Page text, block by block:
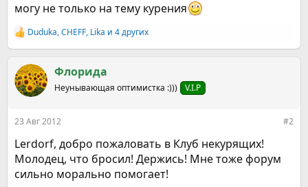
могу не только на тему курения
Р
е
к
ц
и
Duduka,CHEFF, Lika и 4 других
Флорида
Неунывающая оптимистка :))) V.I.P
23 Авг 2012 #2
Lerdorf, добро пожаловать в Клуб некурящих!
Молодец, что бросил! Держись! Мне тоже форум
сильно морально помогает!